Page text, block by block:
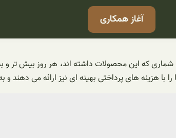
آغاز همکاری
که این محصولات داشته اند، هر روز بیش تر و
با هزینه های پرداختی بهینه ای نیز ارائه می